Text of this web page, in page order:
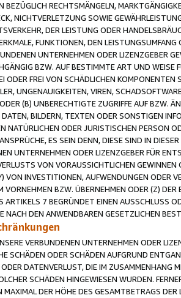
BEZÜGLICH RECHTSMÄNGELN,
NICHTVERLETZUNG SOWIE
DER LEISTUNG ODER
FUNKTIONEN, DEN
UNTERNEHMEN ODER LIZENZGEBER
BZW. AUF BESTIMMTE ART UND
ODER FREI VON SCHÄDLICHEN
UNGENAUIGKEITEN, VIREN,
(B) UNBERECHTIGTE ZUGRIFFE AUF BZW.
BILDERN, TEXTEN ODER SONSTIGEN
NATÜRLICHEN ODER JURISTISCHEN PERSON
ES SEIN DENN, DIESE SIND IN
UNTERNEHMEN ODER LIZENZGEBER FÜR
VON VORAUSSICHTLICHEN
VON INVESTITIONEN, AUFWENDUNGEN ODER
VORNEHMEN BZW. ÜBERNEHMEN ODER (Z)
ARTIKELS 7 BEGRÜNDET EINEN AUSSCHLUSS
NACH DEN ANWENDBAREN GESETZLICHEN
VERBUNDENEN UNTERNEHMEN ODER
SCHÄDEN ODER SCHÄDEN AUFGRUND
DATENVERLUST, DIE IM ZUSAMMENHANG
SCHÄDEN HINGEWIESEN WURDEN.
MAXIMAL DER HÖHE DES GESAMTBETRAGS